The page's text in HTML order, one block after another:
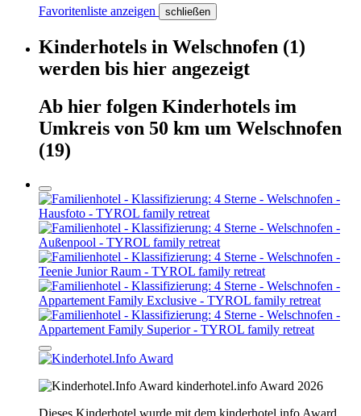
Favoritenliste anzeigen schließen
Kinderhotels in Welschnofen (1)
werden bis hier angezeigt
Ab hier folgen Kinderhotels im
Umkreis von 50 km um Welschnofen
(19)
kinderhotel.info Award 2026
Dieses Kinderhotel wurde mit dem kinderhotel.info Award